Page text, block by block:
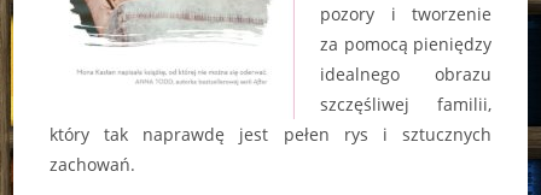
pozory i tworzenie
za pomocą pieniędzy
idealnego obrazu
szczęśliwej familii,
który tak naprawdę jest pełen rys i sztucznych
zachowań.